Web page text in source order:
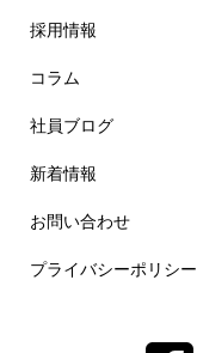
採用情報
コラム
社員ブログ
新着情報
お問い合わせ
プライバシーポリシー